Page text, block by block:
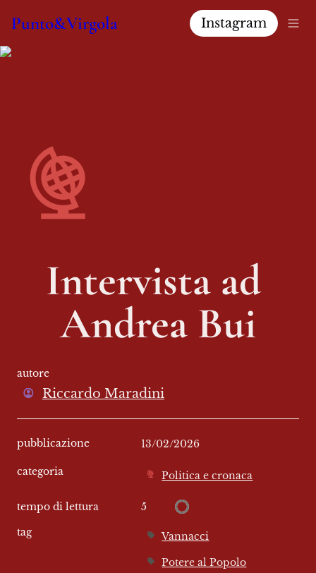
Punto&Virgola Instagram
Intervista ad
Andrea Bui
autore
Riccardo Maradini
pubblicazione 13/02/2026
categoria Politica e cronaca
tempo di lettura 5
tag Vannacci
Potere al Popolo